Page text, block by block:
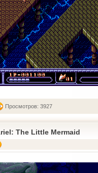
Просмотров: 3927
The Little Mermaid